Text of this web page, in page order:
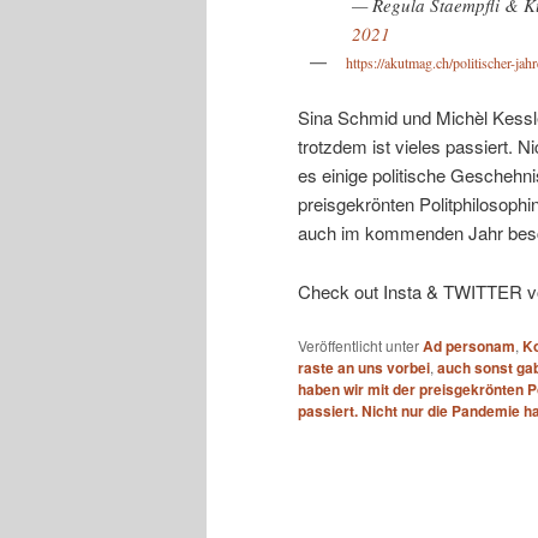
2021
https://akutmag.ch/politischer-
Sina Schmid und Michèl
trotzdem ist vieles passiert.
es einige politische
preisgekrönten
auch im kommenden Jahr
Check out Insta & TWITTER
Veröffentlicht unterAd personam,
raste an uns vorbei, auch sonst
haben wir mit der preisgekrönten
passiert. Nicht nur die Pandemie